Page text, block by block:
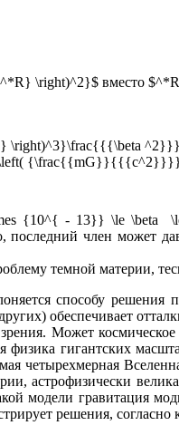
\right)^2}$ вместо
{10^{ - 13}} \le
последний член может
темной материи,
способу
обеспечивает
Может
физика гигантских
четырехмерная
астрофизически
модели гравитация
решения,